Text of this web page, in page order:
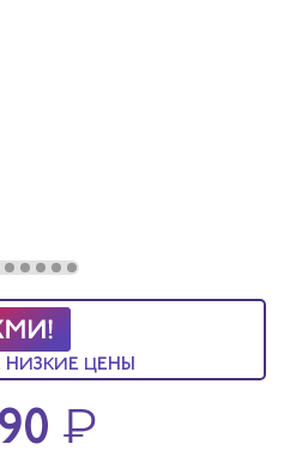
НИЗКИЕ ЦЕНЫ
₽